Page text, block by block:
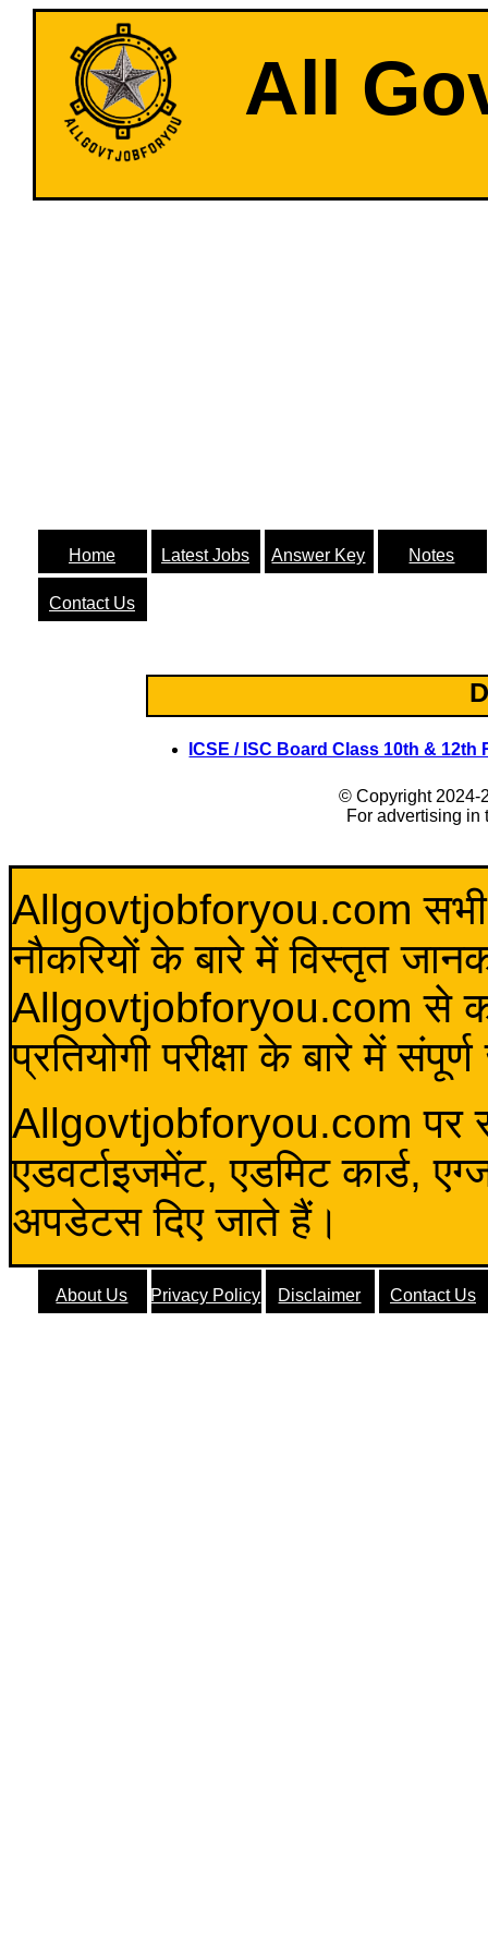
All
Home Latest Jobs Answer Key Notes
Contact Us
ICSE / ISC Board Class 10th & 12th
© Copyright 2024-
For advertising
Allgovtjobforyou.com सभी
नौकरियों के बारे में विस्तृत
Allgovtjobforyou.com से कोई
प्रतियोगी परीक्षा के बारे में
Allgovtjobforyou.com पर
एडवर्टाइजमेंट, एडमिट कार्ड,
अपडेटस दिए जाते हैं।
About Us Privacy Policy Disclaimer Contact Us